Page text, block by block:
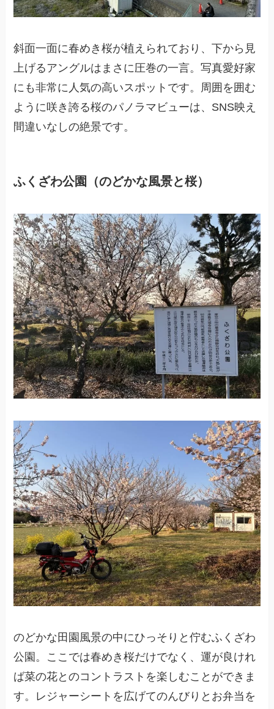
斜面一面に春めき桜が植えられており、下から見
上げるアングルはまさに圧巻の一言。写真愛好家
にも非常に人気の高いスポットです。周囲を囲む
ように咲き誇る桜のパノラマビューは、SNS映え
間違いなしの絶景です。
ふくざわ公園（のどかな風景と桜）
のどかな田園風景の中にひっそりと佇むふくざわ
公園。ここでは春めき桜だけでなく、運が良けれ
ば菜の花とのコントラストを楽しむことができま
す。レジャーシートを広げてのんびりとお弁当を